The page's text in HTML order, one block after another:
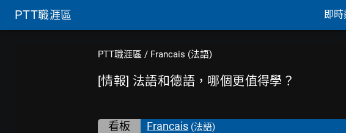
PTT職涯區 即
PTT職涯區 / Francais (法語)
[情報] 法語和德語，哪個更值得學？
看板 Francais (法語)